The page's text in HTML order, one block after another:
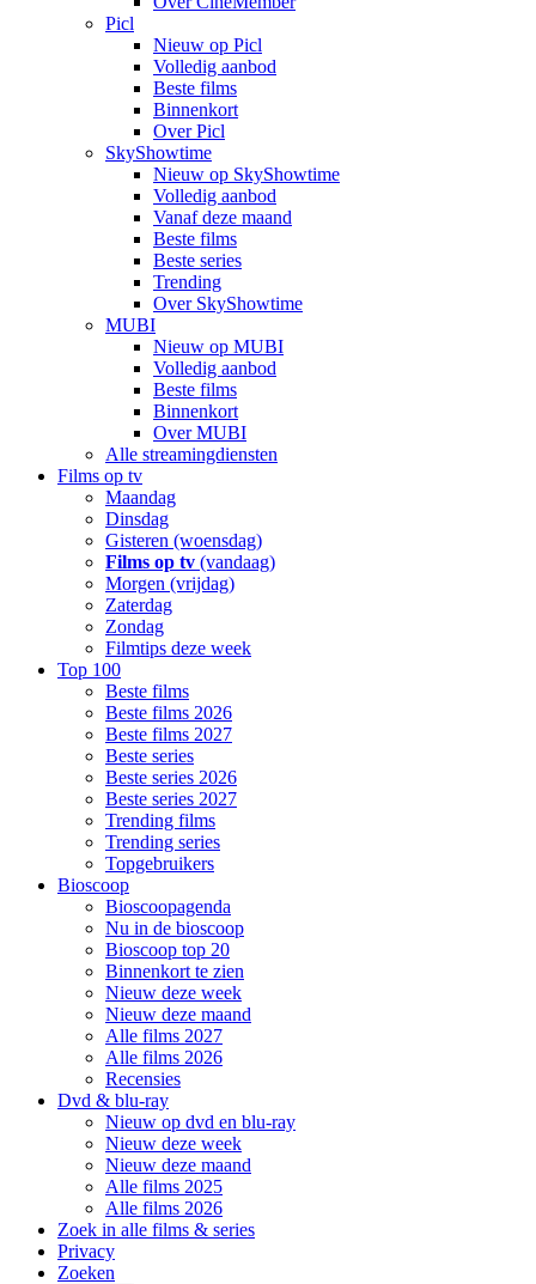
Picl
Nieuw op Picl
Volledig aanbod
Beste films
Binnenkort
Over Picl
SkyShowtime
Nieuw op SkyShowtime
Volledig aanbod
Vanaf deze maand
Beste films
Beste series
Trending
Over SkyShowtime
MUBI
Nieuw op MUBI
Volledig aanbod
Beste films
Binnenkort
Over MUBI
Alle streamingdiensten
Films op tv
Maandag
Dinsdag
Gisteren (woensdag)
Films op tv (vandaag)
Morgen (vrijdag)
Zaterdag
Zondag
Filmtips deze week
Top 100
Beste films
Beste films 2026
Beste films 2027
Beste series
Beste series 2026
Beste series 2027
Trending films
Trending series
Topgebruikers
Bioscoop
Bioscoopagenda
Nu in de bioscoop
Bioscoop top 20
Binnenkort te zien
Nieuw deze week
Nieuw deze maand
Alle films 2027
Alle films 2026
Recensies
Dvd & blu-ray
Nieuw op dvd en blu-ray
Nieuw deze week
Nieuw deze maand
Alle films 2025
Alle films 2026
Zoek in alle films & series
Privacy
Zoeken